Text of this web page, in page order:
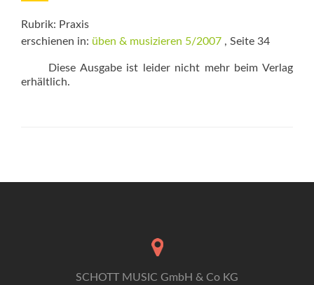
Rubrik: Praxis
erschienen in: üben & musizieren 5/2007 , Seite 34
Diese Ausgabe ist leider nicht mehr beim Verlag
erhältlich.
SCHOTT MUSIC GmbH & Co KG